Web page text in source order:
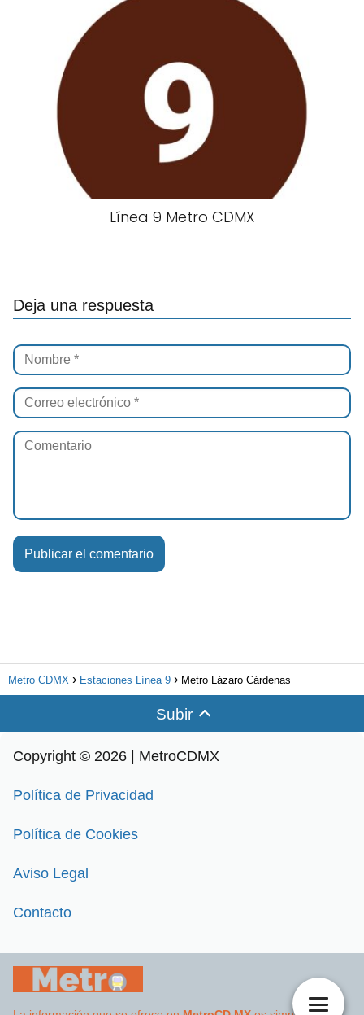
Línea 9 Metro CDMX
Deja una respuesta
Metro CDMX Estaciones Línea 9 Metro Lázaro Cárdenas
Subir
Copyright © 2026 | MetroCDMX
Política de Privacidad
Política de Cookies
Aviso Legal
Contacto